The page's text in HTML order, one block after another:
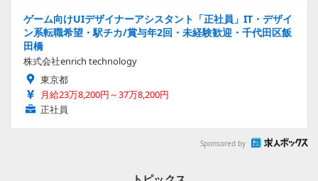
ゲーム向けUIデザイナーアシスタント「正社員」IT・デザイ
ン系転職希望・駅チカ/賞与年2回・未経験歓迎・千代田区飯
田橋
株式会社enrich technology
東京都
月給23万8,200円～37万8,200円
正社員
Sponsored by
トピックス